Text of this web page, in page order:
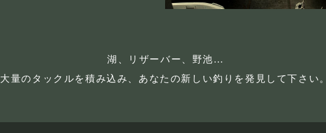
湖、リザーバー、野池…
大量のタックルを積み込み、あなたの新しい釣りを発見して下さい。